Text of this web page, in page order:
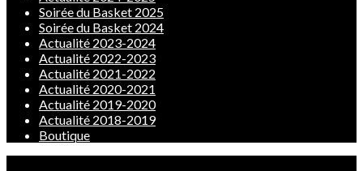
Soirée du Basket 2025
Soirée du Basket 2024
Actualité 2023-2024
Actualité 2022-2023
Actualité 2021-2022
Actualité 2020-2021
Actualité 2019-2020
Actualité 2018-2019
Boutique